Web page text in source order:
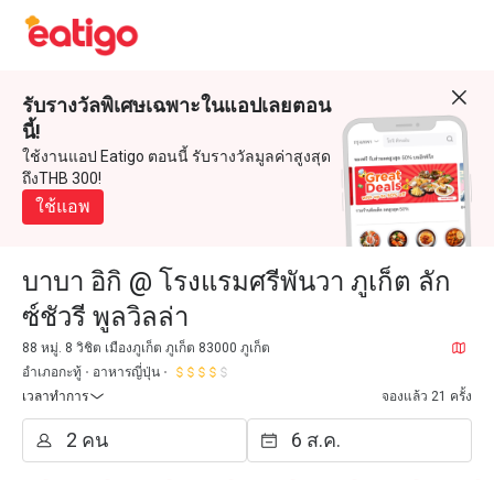
รับรางวัลพิเศษเฉพาะในแอปเลยตอน
นี้!
ใช้งานแอป Eatigo ตอนนี้ รับรางวัลมูลค่าสูงสุด
ถึงTHB 300!
ใช้แอพ
บาบา อิกิ @ โรงแรมศรีพันวา ภูเก็ต ลัก
ซ์ชัวรี พูลวิลล่า
88 หมู่. 8 วิชิต เมืองภูเก็ต ภูเก็ต 83000 ภูเก็ต
อำเภอกะทู้
อาหารญี่ปุ่น
เวลาทำการ
จองแล้ว 21 ครั้ง